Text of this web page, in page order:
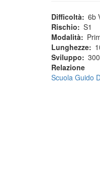
Difficoltà 6b
Rischio
S1
Modalità
Lunghezze
Sviluppo
Relazione
Scuola Guido